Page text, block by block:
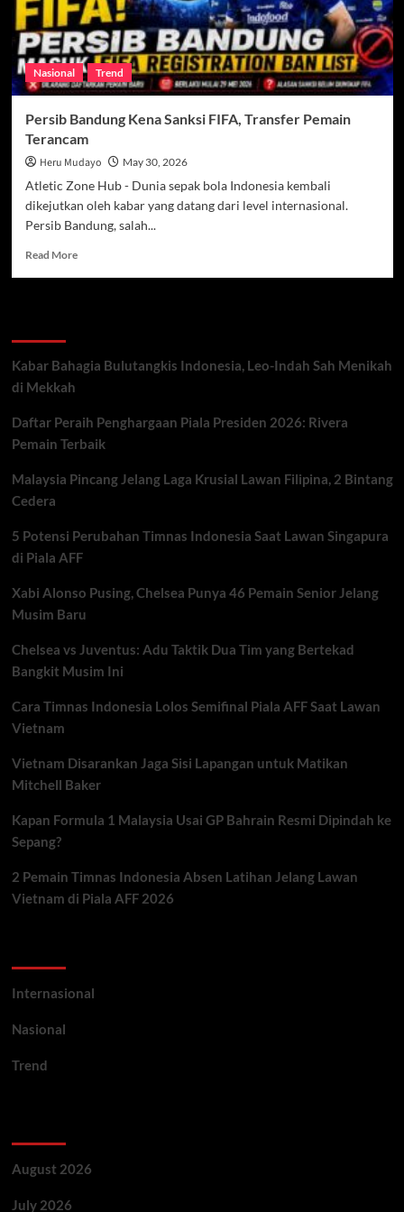
Nasional Trend
Persib Bandung Kena Sanksi FIFA, Transfer Pemain
Terancam
Heru Mudayo May 30, 2026
Atletic Zone Hub - Dunia sepak bola Indonesia kembali
dikejutkan oleh kabar yang datang dari level internasional.
Persib Bandung, salah...
Read MoreRead
FIFA,
Terancam
Kabar Bahagia Bulutangkis Indonesia, Leo-Indah Sah Menikah
di Mekkah
Daftar Peraih Penghargaan Piala Presiden 2026: Rivera
Pemain Terbaik
Malaysia Pincang Jelang Laga Krusial Lawan Filipina, 2 Bintang
Cedera
5 Potensi Perubahan Timnas Indonesia Saat Lawan Singapura
di Piala AFF
Xabi Alonso Pusing, Chelsea Punya 46 Pemain Senior Jelang
Musim Baru
Chelsea vs Juventus: Adu Taktik Dua Tim yang Bertekad
Bangkit Musim Ini
Cara Timnas Indonesia Lolos Semifinal Piala AFF Saat Lawan
Vietnam
Vietnam Disarankan Jaga Sisi Lapangan untuk Matikan
Mitchell Baker
Kapan Formula 1 Malaysia Usai GP Bahrain Resmi Dipindah ke
Sepang?
2 Pemain Timnas Indonesia Absen Latihan Jelang Lawan
Vietnam di Piala AFF 2026
Internasional
Nasional
Trend
August 2026
July 2026